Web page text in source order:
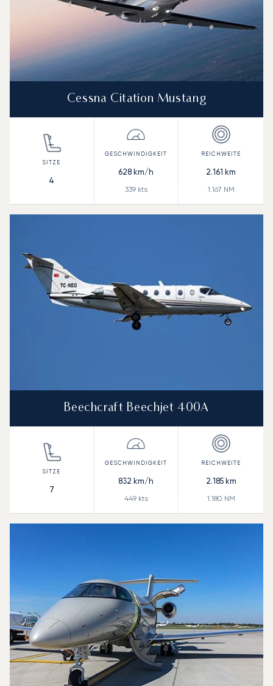
Cessna Citation Mustang
4
628 km/h
339kts
2.161 km
1.167 NM
Beechcraft Beechjet 400A
7
832 km/h
449kts
2.185km
1.180 NM